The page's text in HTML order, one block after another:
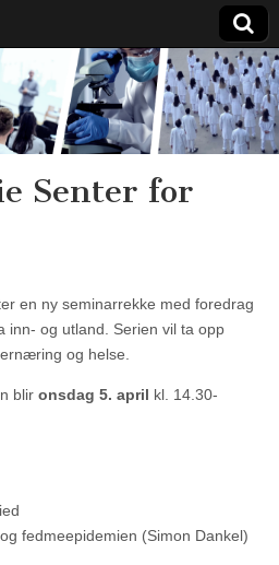
Senter for
en ny seminarrekke med foredrag
og utland. Serien vil ta opp
og helse.
blir onsdag 5. april kl. 14.30-
fedmeepidemien (Simon Dankel)